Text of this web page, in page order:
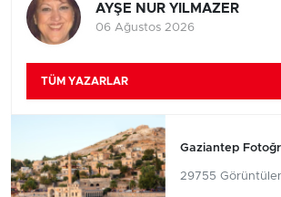
AYŞE NUR YILMAZER
06 Ağustos 2026
TÜM YAZARLAR
Gaziantep
29755